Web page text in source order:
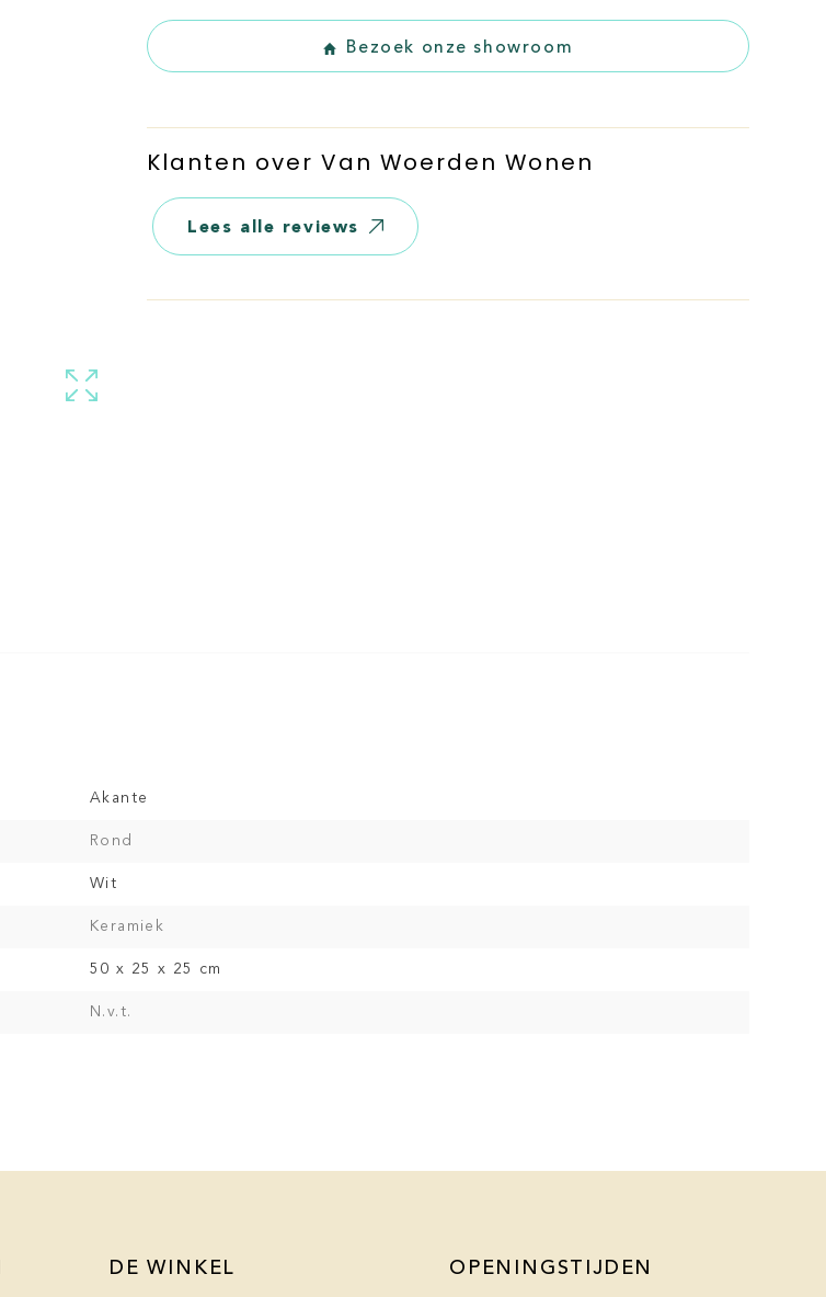
Bezoek onze showroom
Klanten over Van Woerden Wonen
Lees alle reviews
Akante
Rond
Wit
Keramiek
50 x 25 x 25 cm
N.v.t.
DE WINKEL OPENINGSTIJDEN